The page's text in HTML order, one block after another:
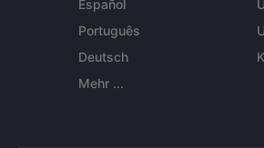
Español
Português
Deutsch
Mehr ...